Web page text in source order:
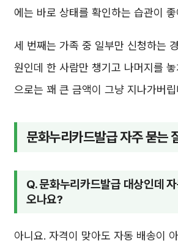
에는 바로 상태를 확인하는 습관이 좋
세 번째는 가족 중 일부만 신청하는
원인데 한 사람만 챙기고 나머지를
으로는 꽤 큰 금액이 그냥 지나가버립
문화누리카드발급 자주 묻는
Q. 문화누리카드발급 대상인데
오나요?
아니요. 자격이 맞아도 자동 배송이